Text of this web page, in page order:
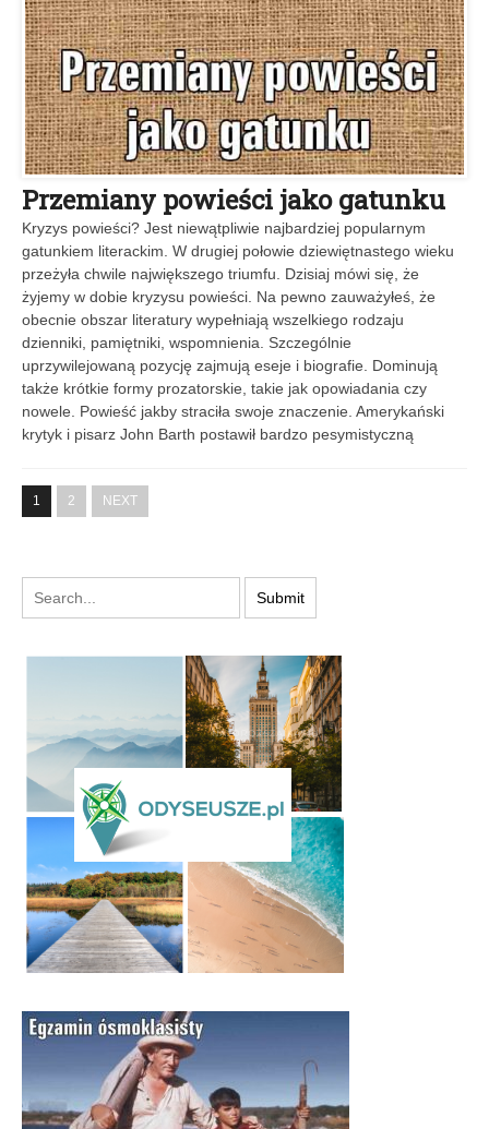
Przemiany powieści jako gatunku
Kryzys powieści? Jest niewątpliwie najbardziej popularnym
gatunkiem literackim. W drugiej połowie dziewiętnastego wieku
przeżyła chwile największego triumfu. Dzisiaj mówi się, że
żyjemy w dobie kryzysu powieści. Na pewno zauważyłeś, że
obecnie obszar literatury wypełniają wszelkiego rodzaju
dzienniki, pamiętniki, wspomnienia. Szczególnie
uprzywilejowaną pozycję zajmują eseje i biografie. Dominują
także krótkie formy prozatorskie, takie jak opowiadania czy
nowele. Powieść jakby straciła swoje znaczenie. Amerykański
krytyk i pisarz John Barth postawił bardzo pesymistyczną
1 2 NEXT